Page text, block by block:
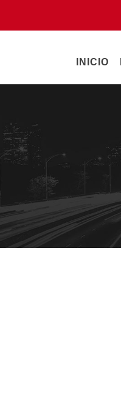
INICIO